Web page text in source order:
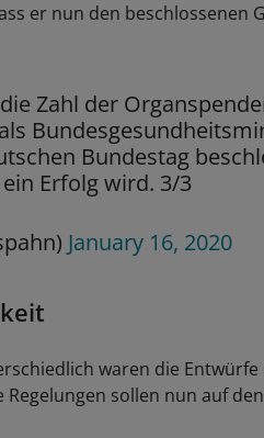
er nun den beschlossenen
Zahl der
Bundestag
Erfolg wird. 3/3
January 16, 2020
waren die
sollen nun auf